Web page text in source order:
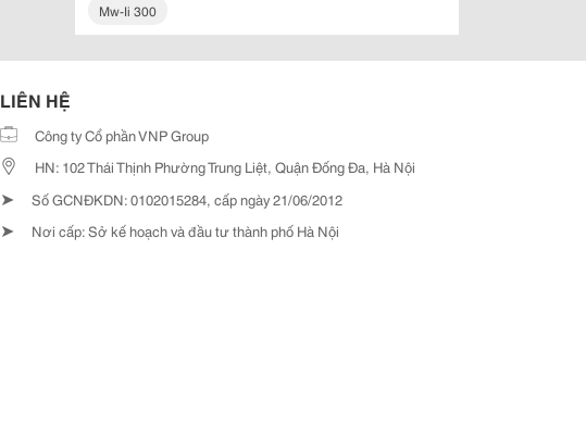
Mw-Ii 300
LIÊN HỆ
Công ty Cổ phần VNP Group
HN: 102 Thái Thịnh Phường Trung Liệt, Quận Đống Đa, Hà Nội
➤ Số GCNĐKDN: 0102015284, cấp ngày 21/06/2012
➤ Nơi cấp: Sở kế hoạch và đầu tư thành phố Hà Nội